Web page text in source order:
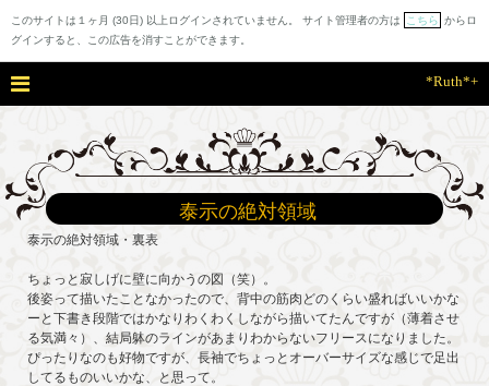
このサイトは１ヶ月 (30日) 以上ログインされていません。 サイト管理者の方は こちら からロ
グインすると、この広告を消すことができます。
*Ruth*+
泰示の絶対領域
泰示の絶対領域・裏表
ちょっと寂しげに壁に向かうの図（笑）。
後姿って描いたことなかったので、背中の筋肉どのくらい盛ればいいかな
ーと下書き段階ではかなりわくわくしながら描いてたんですが（薄着させ
る気満々）、結局躰のラインがあまりわからないフリースになりました。
ぴったりなのも好物ですが、長袖でちょっとオーバーサイズな感じで足出
してるものいいかな、と思って。